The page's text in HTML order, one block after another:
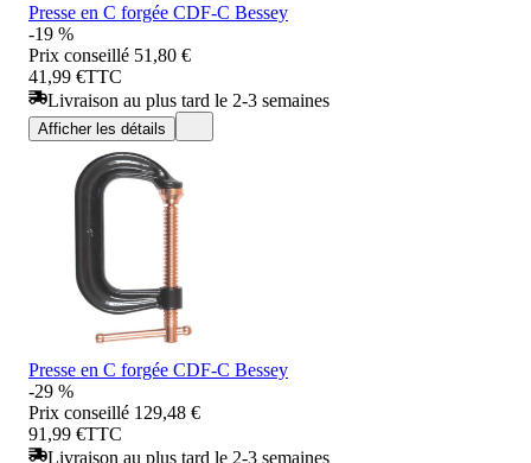
Presse en C forgée CDF-C Bessey
-19 %
Prix conseillé 51,80 €
41,99 €TTC
Livraison au plus tard le 2-3 semaines
Afficher les détails
Presse en C forgée CDF-C Bessey
-29 %
Prix conseillé 129,48 €
91,99 €TTC
Livraison au plus tard le 2-3 semaines